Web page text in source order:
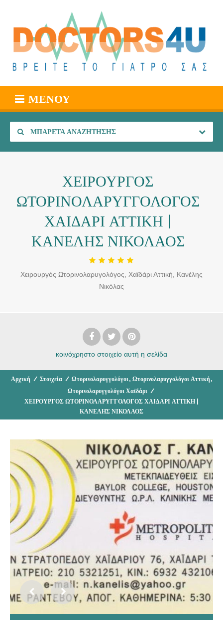
ΜΕΝΟΎ
ΜΠΑΡΈΤΑ ΑΝΑΖΉΤΗΣΗΣ
ΧΕΙΡΟΥΡΓΟΣ
ΩΤΟΡΙΝΟΛΑΡΥΓΓΟΛΟΓΟΣ
ΧΑΙΔΑΡΙ ΑΤΤΙΚΗ |
ΚΑΝΕΛΗΣ ΝΙΚΟΛΑΟΣ
Χειρουργός Ωτορινολαρυγολόγος, Χαϊδάρι Αττική, Κανέλης
Νικόλας
κοινόχρηστο στοιχείο αυτή η σελίδα
Αρχική / Στοιχεία / Ωτορινολαρυγγολόγοι , Ωτορινολαρυγγολόγοι Αττική ,
Ωτορινολαρυγγολόγοι Χαϊδάρι /
ΧΕΙΡΟΥΡΓΟΣ ΩΤΟΡΙΝΟΛΑΡΥΓΓΟΛΟΓΟΣ ΧΑΙΔΑΡΙ ΑΤΤΙΚΗ |
ΚΑΝΕΛΗΣ ΝΙΚΟΛΑΟΣ